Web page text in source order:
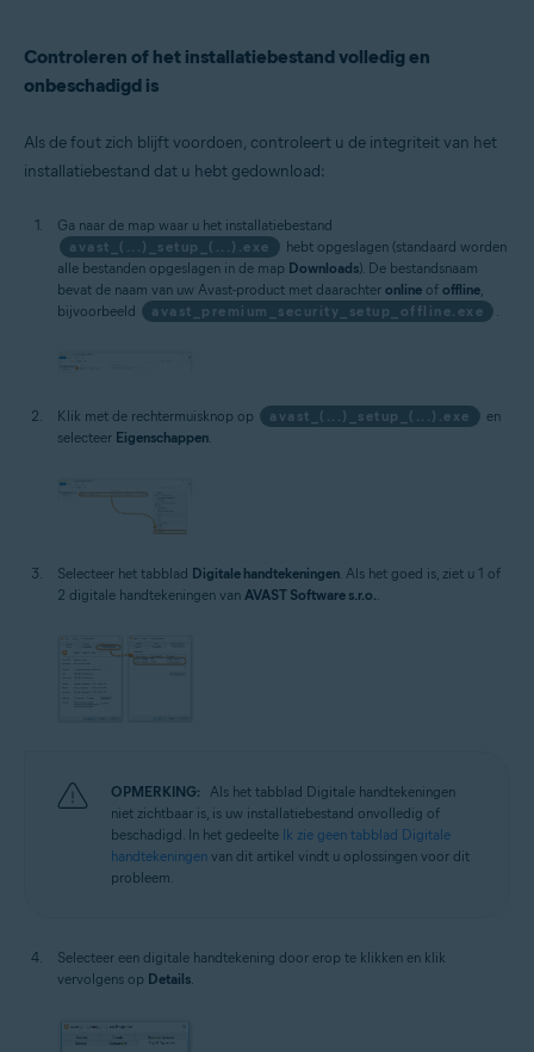
Controleren of het installatiebestand volledig en
onbeschadigd is
Als de fout zich blijft voordoen, controleert u de integriteit van het
installatiebestand dat u hebt gedownload:
Ga naar de map waar u het installatiebestand
avast_(...)_setup_(...).exe
hebt opgeslagen (standaard worden
alle bestanden opgeslagen in de map Downloads). De bestandsnaam
bevat de naam van uw Avast-product met daarachter online of offline,
bijvoorbeeld
avast_premium_security_setup_offline.exe .
Klik met de rechtermuisknop op avast_(...)_setup_(...).exe
en
selecteer Eigenschappen
Selecteer het tabblad Digitale handtekeningen . Als het goed is, ziet u 1 of
2 digitale handtekeningen van AVAST Software s.r.o.
OPMERKING: Als het tabblad Digitale handtekeningen
niet zichtbaar is, is uw installatiebestand onvolledig of
beschadigd. In het gedeelte Ik zie geen tabblad Digitale
handtekeningen van dit artikel vindt u oplossingen voor dit
probleem.
Selecteer een digitale handtekening door erop te klikken en klik
vervolgens op Details.